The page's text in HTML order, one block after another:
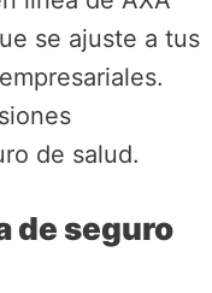
se ajuste a tus
de salud.
de seguro